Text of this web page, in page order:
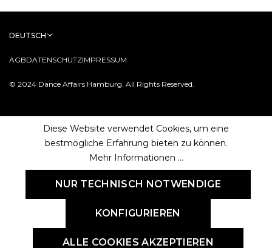
© 2024 Dance Affairs Hamburg. All Rights Reserved.
AGBDATENSCHUTZIMPRESSUM
DEUTSCH
Diese Website verwendet Cookies, um eine
bestmögliche Erfahrung bieten zu können.
Mehr Informationen ...
NUR TECHNISCH NOTWENDIGE
KONFIGURIEREN
ALLE COOKIES AKZEPTIEREN